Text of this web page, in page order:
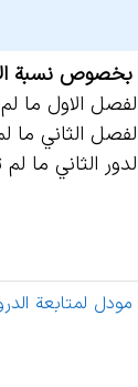
بخصوص نسبة